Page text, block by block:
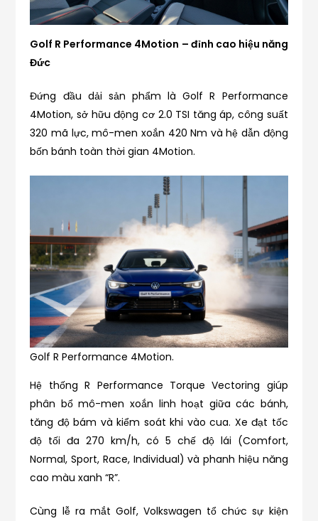
Golf R Performance 4Motion – đỉnh cao hiệu năng
Đức
Đứng đầu dải sản phẩm là Golf R Performance
4Motion, sở hữu động cơ 2.0 TSI tăng áp, công suất
320 mã lực, mô-men xoắn 420 Nm và hệ dẫn động
bốn bánh toàn thời gian 4Motion.
Golf R Performance 4Motion.
Hệ thống R Performance Torque Vectoring giúp
phân bổ mô-men xoắn linh hoạt giữa các bánh,
tăng độ bám và kiểm soát khi vào cua. Xe đạt tốc
độ tối đa 270 km/h, có 5 chế độ lái (Comfort,
Normal, Sport, Race, Individual) và phanh hiệu năng
cao màu xanh “R”.
Cùng lễ ra mắt Golf, Volkswagen tổ chức sự kiện